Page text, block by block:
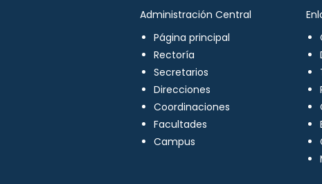
Administración Central
Página principal
Rectoría
Secretarios
Direcciones
Coordinaciones
Facultades
Campus